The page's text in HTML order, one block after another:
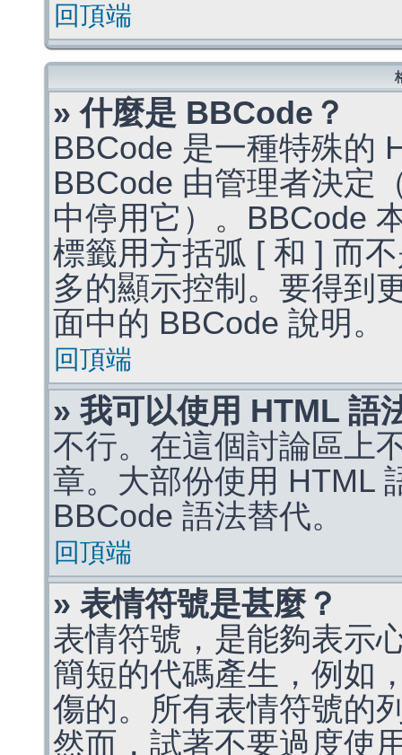
回頂端
» 什麼是 BBCode？
BBCode 是一種特殊的
BBCode 由管理者決定
中停用它）。BBCode
標籤用方括弧 [ 和 ] 而
多的顯示控制。要得到
面中的 BBCode 說明。
回頂端
» 我可以使用 HTML 語
不行。在這個討論區上
章。大部份使用 HTML
BBCode 語法替代。
回頂端
» 表情符號是甚麼？
表情符號，是能夠表示
簡短的代碼產生，例如
傷的。所有表情符號的
然而，試著不要過度使